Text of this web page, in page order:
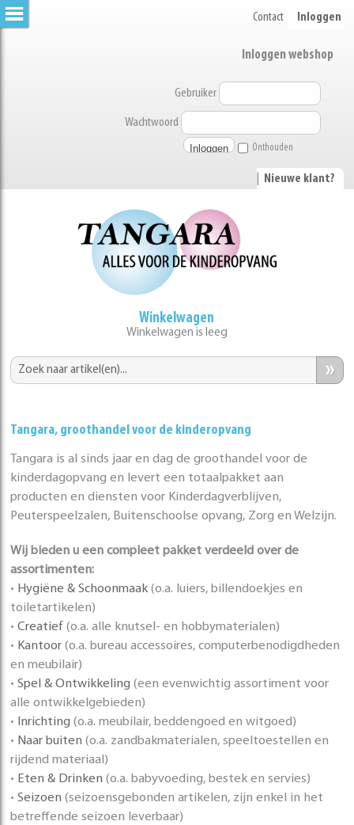
Contact Inloggen
Inloggen webshop
Gebruiker
Wachtwoord
Onthouden
Nieuwe klant?
Winkelwagen
Winkelwagen is leeg
»
Tangara, groothandel voor de kinderopvang
Tangara is al sinds jaar en dag de groothandel voor de
kinderdagopvang en levert een totaalpakket aan
producten en diensten voor Kinderdagverblijven,
Peuterspeelzalen, Buitenschoolse opvang, Zorg en Welzijn.
Wij bieden u een compleet pakket verdeeld over de
assortimenten:
• Hygiëne & Schoonmaak (o.a. luiers, billendoekjes en
toiletartikelen)
•Creatief (o.a. alle knutsel- en hobbymaterialen)
• Kantoor (o.a. bureau accessoires, computerbenodigdheden
en meubilair)
•Spel & Ontwikkeling (een evenwichtig assortiment voor
alle ontwikkelgebieden)
• Inrichting (o.a. meubilair, beddengoed en witgoed)
• Naar buiten (o.a. zandbakmaterialen, speeltoestellen en
rijdend materiaal)
• Eten & Drinken (o.a. babyvoeding, bestek en servies)
•Seizoen (seizoensgebonden artikelen, zijn enkel in het
betreffende seizoen leverbaar)